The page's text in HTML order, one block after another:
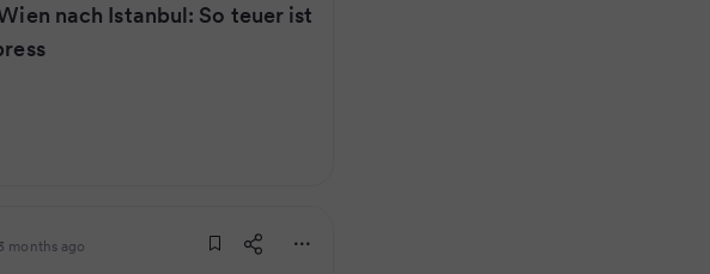
nach Istanbul: So teuer ist
months ago